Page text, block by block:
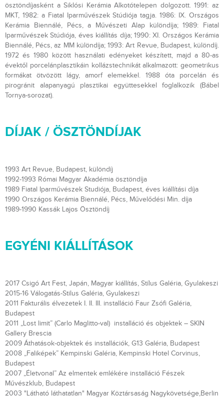
ösztöndíjasként a Siklósi Kerámia Alkotótelepen dolgozott. 1991: az
MKT, 1982: a Fiatal Iparművészek Stúdiója tagja. 1986: IX. Országos
Kerámia Biennálé, Pécs, a Művészeti Alap különdíja; 1989: Fiatal
Iparművészek Stúdiója, éves kiállítás díja; 1990: XI. Országos Kerámia
Biennálé, Pécs, az MM különdíja; 1993: Art Revue, Budapest, különdíj.
1972 és 1980 között használati edényeket készített, majd a 80-as
évektől porcelánplasztikáin kollázstechnikát alkalmazott: geometrikus
formákat ötvözött lágy, amorf elemekkel. 1988 óta porcelán és
pirogránit alapanyagú plasztikai együttesekkel foglalkozik (Bábel
Tornya-sorozat).
DÍJAK / ÖSZTÖNDÍJAK
1993 Art Revue, Budapest, különdíj
1992-1993 Római Magyar Akadémia ösztöndíja
1989 Fiatal Iparművészek Studiója, Budapest, éves kiállítási díja
1990 Országos Kerámia Biennálé, Pécs, Művelődési Min. díja
1989-1990 Kassák Lajos Ösztöndíj
EGYÉNI KIÁLLÍTÁSOK
2017 Csigó Art Fest, Japán, Magyar kiállítás, Stílus Galéria, Gyulakeszi
2015-16 Válogatás-Stilus Galéria, Gyulakeszi
2011 Fakturális élvezetek I. II. III. installáció Faur Zsófi Galéria,
Budapest
2011 „Lost limit” (Carlo Maglitto-val) installáció és objektek – SKIN
Gallery Brescia
2009 Áthatások-objektek és installációk, G13 Galéria, Budapest
2008 „Faliképek” Kempinski Galéria, Kempinski Hotel Corvinus,
Budapest
2007 „Életvonal” Az elmentek emlékére installáció Fészek
Művészklub, Budapest
2003 "Látható láthatatlan" Magyar Köztársaság Nagykövetsége,Berlin